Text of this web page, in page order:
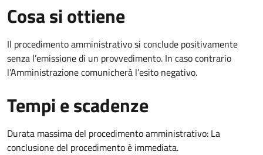
Cosa si ottiene
Il procedimento amministrativo si conclude positivamente
senza l’emissione di un provvedimento. In caso contrario
l’Amministrazione comunicherà l’esito negativo.
Tempi e scadenze
Durata massima del procedimento amministrativo: La
conclusione del procedimento è immediata.